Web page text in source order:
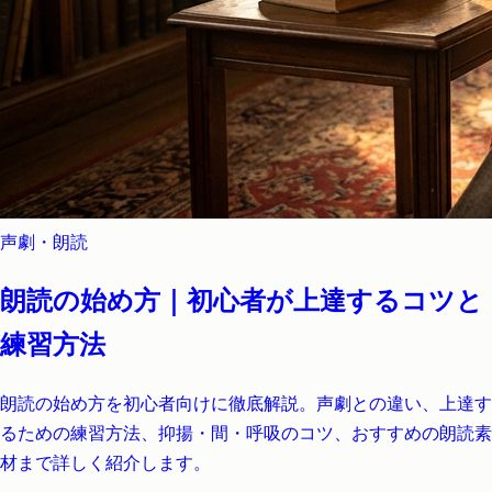
声劇・朗読
朗読の始め方｜初心者が上達するコツと
練習方法
朗読の始め方を初心者向けに徹底解説。声劇との違い、上達す
るための練習方法、抑揚・間・呼吸のコツ、おすすめの朗読素
材まで詳しく紹介します。